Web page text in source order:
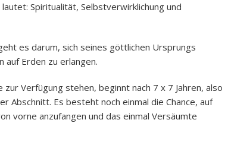
Spiritualität, Selbstverwirklichung und
es darum, sich seines göttlichen Ursprungs
Erden zu erlangen.
Verfügung stehen, beginnt nach 7 x 7 Jahren, also
Abschnitt. Es besteht noch einmal die Chance, auf
vorne anzufangen und das einmal Versäumte